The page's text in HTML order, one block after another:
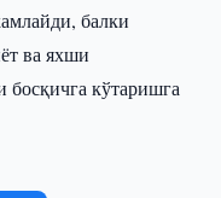
балки
ва яхши
кўтаришга